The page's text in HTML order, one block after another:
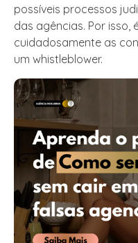
possíveis processos
das agências. Por isso,
cuidadosamente as
um whistleblower.